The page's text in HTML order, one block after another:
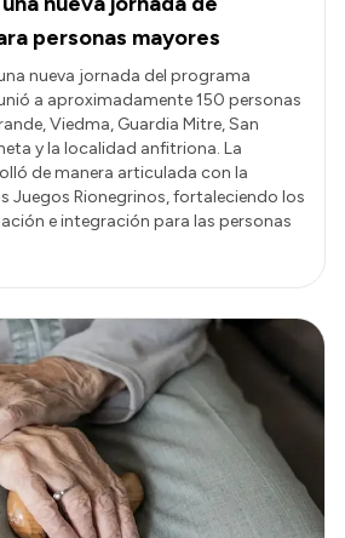
personas mayores
nueva jornada del programa
a aproximadamente 150 personas
Viedma, Guardia Mitre, San
y la localidad anfitriona. La
de manera articulada con la
Juegos Rionegrinos, fortaleciendo los
e integración para las personas